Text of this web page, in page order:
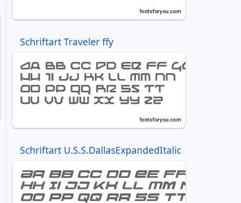
Schriftart Traveler ffy
Schriftart U.S.S.DallasExpandedItalic